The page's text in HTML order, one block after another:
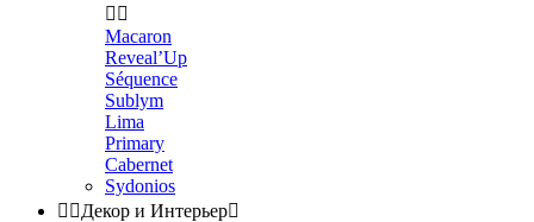
 
Macaron
Reveal’Up
Séquence
Sublym
Lima
Primary
Cabernet
Sydonios
 Декор и Интерьер